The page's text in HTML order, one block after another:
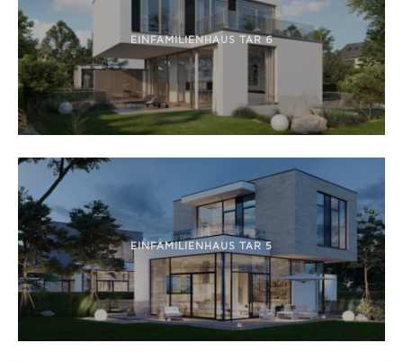
EINFAMILIENHAUS TAR 6
EINFAMILIENHAUS TAR 5